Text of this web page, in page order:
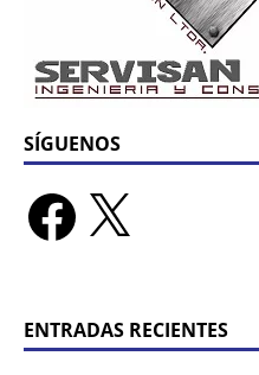
SÍGUENOS
ENTRADAS RECIENTES